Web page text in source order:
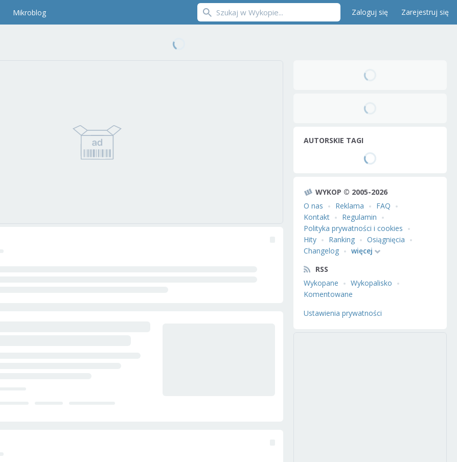
Mikroblog Zaloguj się Zarejestruj się
AUTORSKIE TAGI
WYKOP © 2005-2026
O nas
Reklama
FAQ
Kontakt
Regulamin
Polityka prywatności i cookies
Hity
Ranking
Osiągnięcia
Changelog
więcej
RSS
Wykopane
Wykopalisko
Komentowane
Ustawienia prywatności